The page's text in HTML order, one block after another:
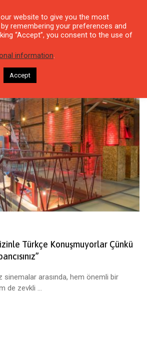
Türkçe Konuşmuyorlar Çünkü
sinemalar arasında, hem önemli bir
de zevkli ...
website to give you the most
remembering your preferences and
“Accept”, you consent to the use of
information.
Accept